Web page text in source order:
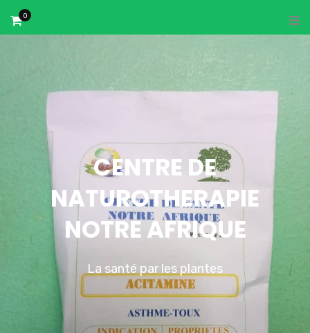
0
CENTRE DE
NATUROTHERAPIE
NOTRE AFRIQUE
La santé par les plantes